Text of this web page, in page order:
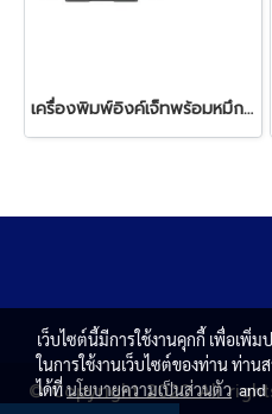
เครื่องพิมพ์อิงค์เจ็ทพร้อมหมึก HP OfficeJet Pro 9120 + HP 938e BK/C/M/Y
© Copyright 2020 All
เว็บไซต์นี้มีการใช้งานคุกกี้ เพื่อเ
ในการใช้งานเว็บไซต์ของท่าน ท่าน
ได้ที่นโยบายความเป็นส่วนตัวand